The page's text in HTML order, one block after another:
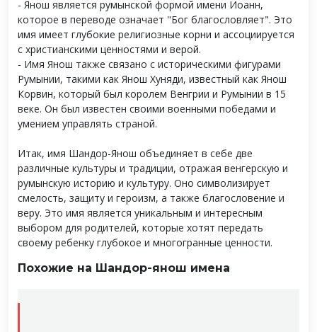
- Янош является румынской формой имени Иоанн,
которое в переводе означает "Бог благословляет". Это
имя имеет глубокие религиозные корни и ассоциируется
с христианскими ценностями и верой.
- Имя Янош также связано с историческими фигурами
Румынии, такими как Янош Хуняди, известный как Янош
Корвин, который был королем Венгрии и Румынии в 15
веке. Он был известен своими военными победами и
умением управлять страной.
Итак, имя Шандор-Янош объединяет в себе две
различные культуры и традиции, отражая венгерскую и
румынскую историю и культуру. Оно символизирует
смелость, защиту и героизм, а также благословение и
веру. Это имя является уникальным и интересным
выбором для родителей, которые хотят передать
своему ребенку глубокое и многогранные ценности.
Похожие на Шандор-янош имена